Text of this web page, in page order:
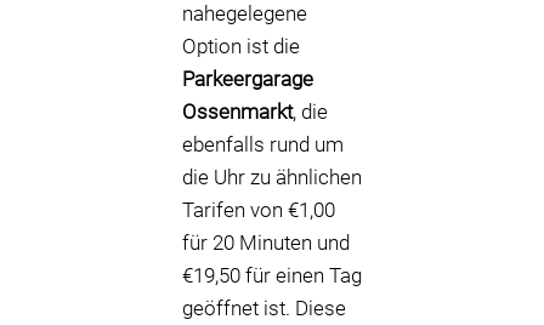
nahegelegene
Option ist die
Parkeergarage
Ossenmarkt, die
ebenfalls rund um
die Uhr zu ähnlichen
Tarifen von €1,00
für 20 Minuten und
€19,50 für einen Tag
geöffnet ist. Diese